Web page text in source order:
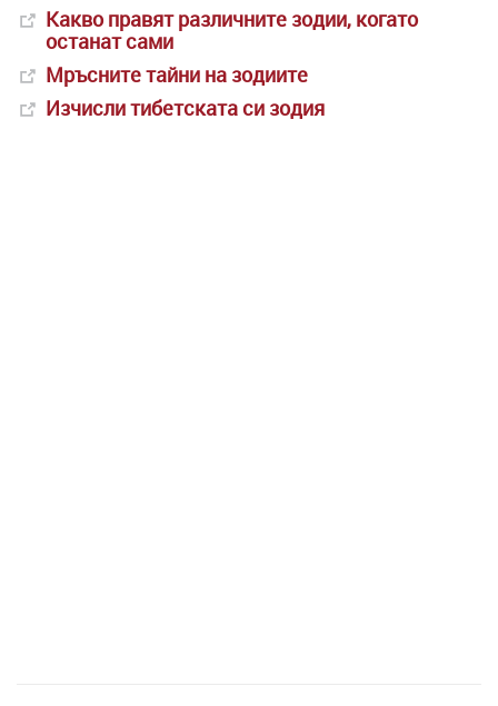
Какво правят различните зодии, когато
останат сами
Мръсните тайни на зодиите
Изчисли тибетската си зодия